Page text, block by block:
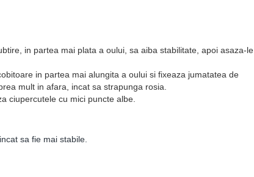
in partea mai plata a oului, sa aiba stabilitate, apoi asaza-le
in partea mai alungita a oului si fixeaza jumatatea de
mult in afara, incat sa strapunga rosia.
ciupercutele cu mici puncte albe.
sa fie mai stabile.